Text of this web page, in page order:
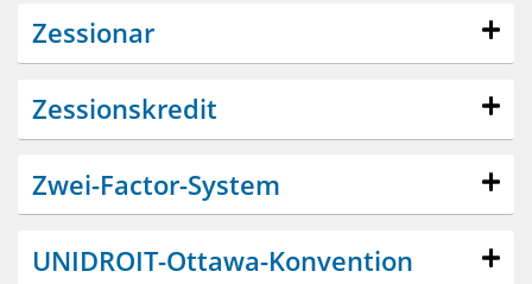
Zessionar
Zessionskredit
Zwei-Factor-System
UNIDROIT-Ottawa-Konvention